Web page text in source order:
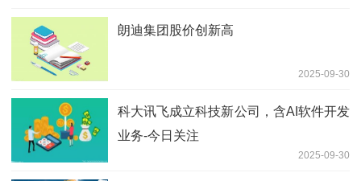
朗迪集团股价创新高
2025-09-30
科大讯飞成立科技新公司，含AI软件开发
业务-今日关注
2025-09-30